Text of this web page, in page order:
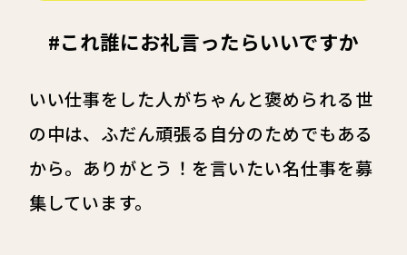
#これ誰にお礼言ったらいいですか
いい仕事をした人がちゃんと褒められる世
の中は、ふだん頑張る自分のためでもある
から。ありがとう！を言いたい名仕事を募
集しています。